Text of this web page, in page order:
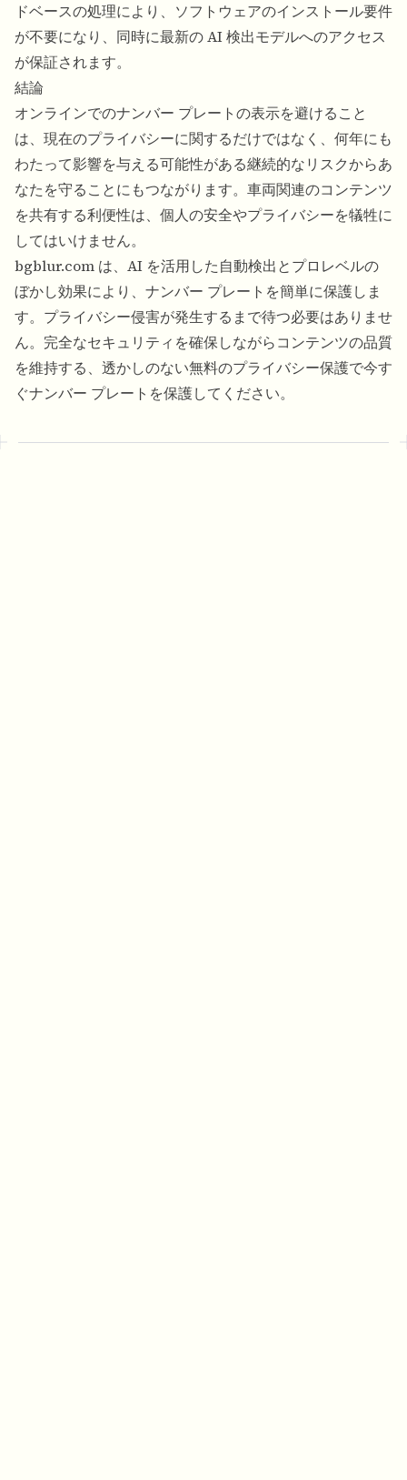
ドベースの処理により、ソフトウェアのインストール要件
が不要になり、同時に最新の AI 検出モデルへのアクセス
が保証されます。
結論
オンラインでのナンバー プレートの表示を避けること
は、現在のプライバシーに関するだけではなく、何年にも
わたって影響を与える可能性がある継続的なリスクからあ
なたを守ることにもつながります。車両関連のコンテンツ
を共有する利便性は、個人の安全やプライバシーを犠牲に
してはいけません。
bgblur.com は、AI を活用した自動検出とプロレベルの
ぼかし効果により、ナンバー プレートを簡単に保護しま
す。プライバシー侵害が発生するまで待つ必要はありませ
ん。完全なセキュリティを確保しながらコンテンツの品質
を維持する、透かしのない無料のプライバシー保護で今す
ぐナンバー プレートを保護してください。